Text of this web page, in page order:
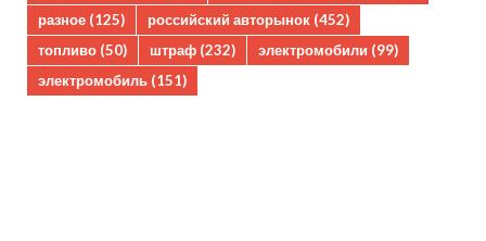
разное (125) российский авторынок (452)
топливо (50) штраф (232) электромобили (99)
электромобиль (151)